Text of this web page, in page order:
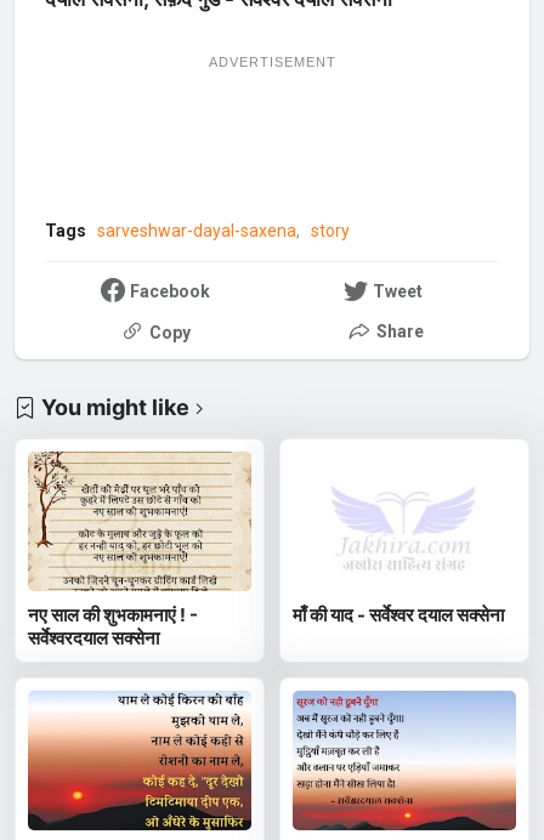
ADVERTISEMENT
Tags sarveshwar-dayal-saxena story
Facebook Tweet
Copy Share
You might like
नए साल की शुभकामनाएं ! -
सर्वेश्वरदयाल सक्सेना
माँ की याद - सर्वेश्वर दयाल सक्सेना